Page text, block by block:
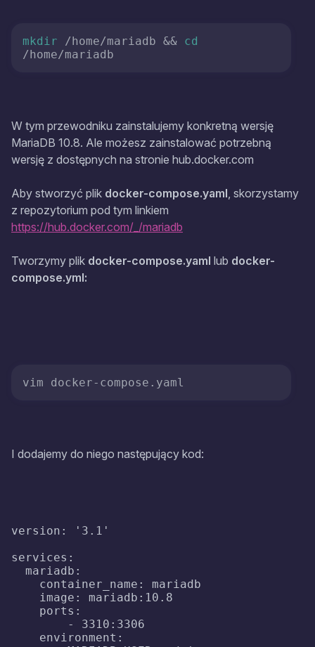
mkdir /home/mariadb && cd
/home/mariadb
W tym przewodniku zainstalujemy konkretną wersję
MariaDB 10.8. Ale możesz zainstalować potrzebną
wersję z dostępnych na stronie hub.docker.com
Aby stworzyć plik docker-compose.yaml, skorzystamy
z repozytorium pod tym linkiem
https://hub.docker.com/_/mariadb
Tworzymy plik docker-compose.yaml lub docker-
compose.yml:
I dodajemy do niego następujący kod:
version: '3.1'
services:
mariadb:
container_name: mariadb
image: mariadb:10.8
ports:
- 3310:3306
environment: